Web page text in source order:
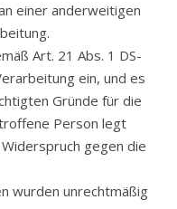
einer anderweitigen
Art. 21 Abs. 1 DS-
ein, und es
Gründe für die
Person legt
gegen die
wurden unrechtmäßig